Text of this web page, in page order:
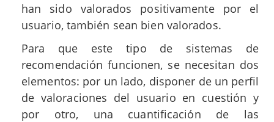
han sido valorados positivamente por el
usuario, también sean bien valorados.
Para que este tipo de sistemas de
recomendación funcionen, se necesitan dos
elementos: por un lado, disponer de un perfil
de valoraciones del usuario en cuestión y
por otro, una cuantificación de las